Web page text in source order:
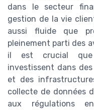
dans le secteur
gestion de la vie
aussi fluide que
pleinement parti des
il est crucial que
investissent dans
et des
collecte de données
aux régulations